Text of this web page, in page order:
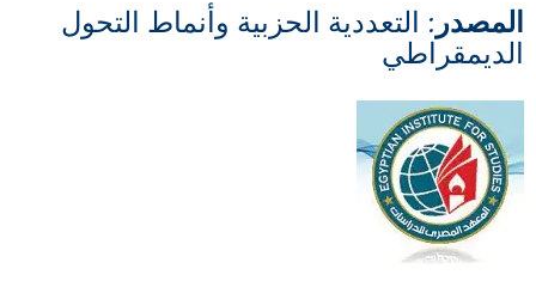
المصدر: التعددية الحزبية وأنماط التحول
الديمقراطي